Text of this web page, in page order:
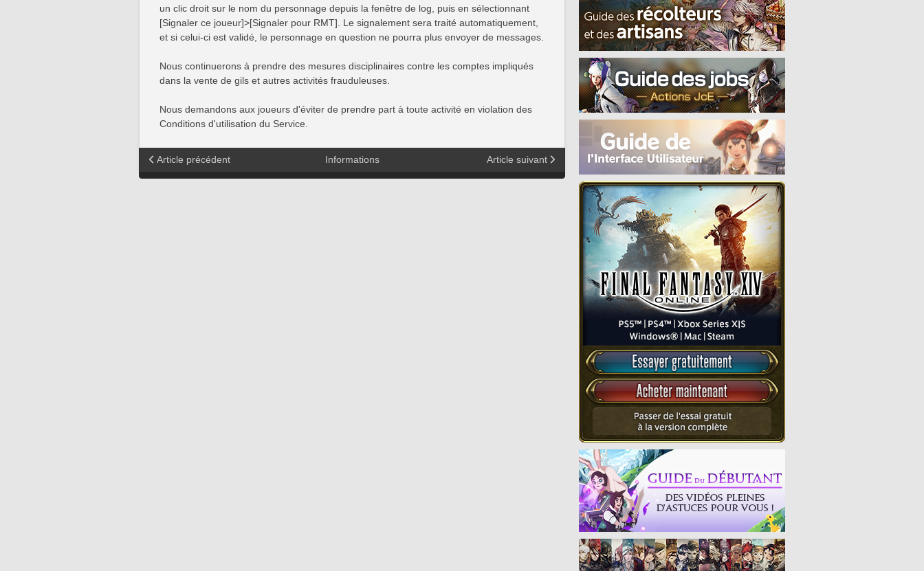
un clic droit sur le nom du personnage depuis la fenêtre de log, puis en sélectionnant
[Signaler ce joueur]>[Signaler pour RMT]. Le signalement sera traité automatiquement,
et si celui-ci est validé, le personnage en question ne pourra plus envoyer de messages.
Nous continuerons à prendre des mesures disciplinaires contre les comptes impliqués
dans la vente de gils et autres activités frauduleuses.
Nous demandons aux joueurs d'éviter de prendre part à toute activité en violation des
Conditions d'utilisation du Service.
Article précédent Informations Article suivant